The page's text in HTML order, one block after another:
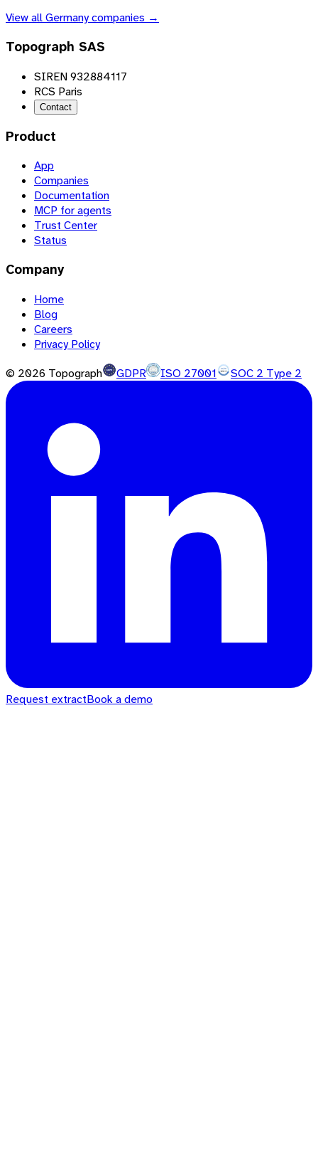
View allGermanycompanies →
Topograph SAS
SIREN 932884117
RCS Paris
Contact
Product
App
Companies
Documentation
MCP for agents
Trust Center
Status
Company
Home
Blog
Careers
Privacy Policy
© 2026 Topograph GDPR ISO 27001 SOC 2 Type 2
Request extractBook a demo